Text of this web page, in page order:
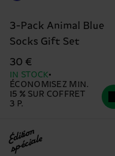
3-Pack Animal Blue
Socks Gift Set
30 €
IN STOCK
ÉCONOMISEZ MIN.
15 % SUR COFFRET
3 P.
Édition
spéciale